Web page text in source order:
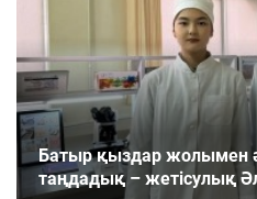
Батыр қыздар жолымен
таңдадық – жетісулық